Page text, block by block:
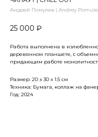
Андрей Помулев | Andrey
25 000 ₽
Работа выполнена в
деревянном планшете, с
придающим работе
Размер: 20 x 30 х 1.5 см
Техника: Бумага, коллаж на
Год: 2024